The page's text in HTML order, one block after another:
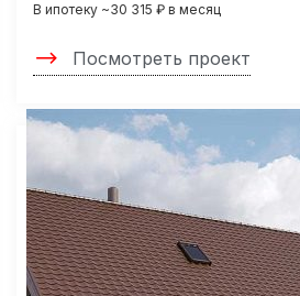
В ипотеку ~30 315 ₽ в месяц
Посмотреть проект